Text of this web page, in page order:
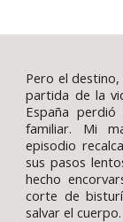
Pero el
partida de la
España
familiar. Mi
episodio
sus pasos
hecho
corte de
salvar el cuerpo.